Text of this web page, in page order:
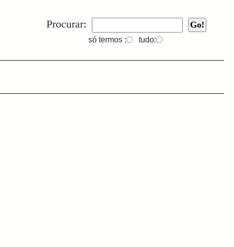
Procurar:
só termos : tudo: